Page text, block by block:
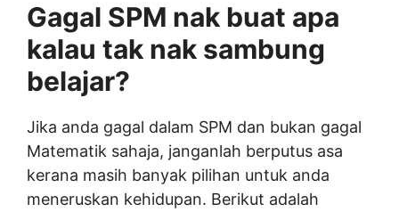
Gagal SPM nak buat apa
kalau tak nak sambung
belajar?
Jika anda gagal dalam SPM dan bukan gagal
Matematik sahaja, janganlah berputus asa
kerana masih banyak pilihan untuk anda
meneruskan kehidupan. Berikut adalah